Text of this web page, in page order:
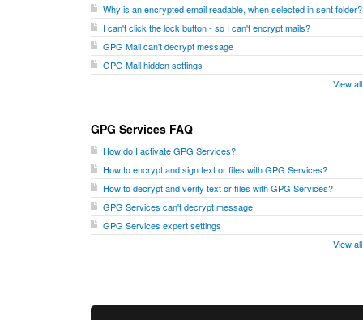
Why is an encrypted email readable, when selected in sent folder?
I can't click the lock button - so I can't encrypt mails?
GPG Mail can't decrypt message
GPG Mail hidden settings
View
GPG Services FAQ
How do I activate GPG Services?
How to encrypt and sign text or files with GPG Services?
How to decrypt and verify text or files with GPG Services?
GPG Services can't decrypt message
GPG Services expert settings
View